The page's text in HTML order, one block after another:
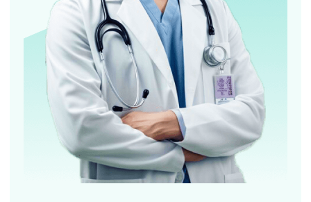
Hỗ trợ khách hàng
Tin Tức